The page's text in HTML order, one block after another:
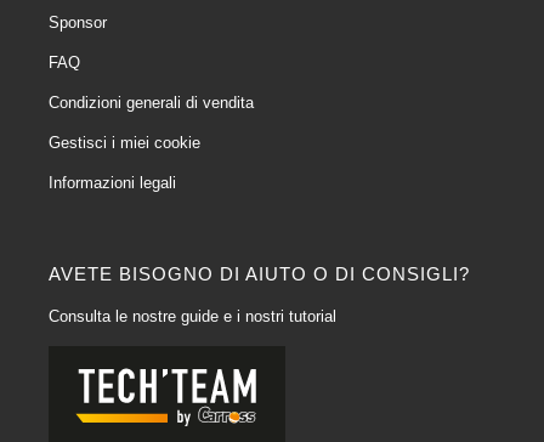
AVETE BISOGNO DI AIUTO O DI CONSIGLI?
Consulta le nostre guide e i nostri tutorial
Sponsor
FAQ
Condizioni generali di vendita
Gestisci i miei cookie
Informazioni legali